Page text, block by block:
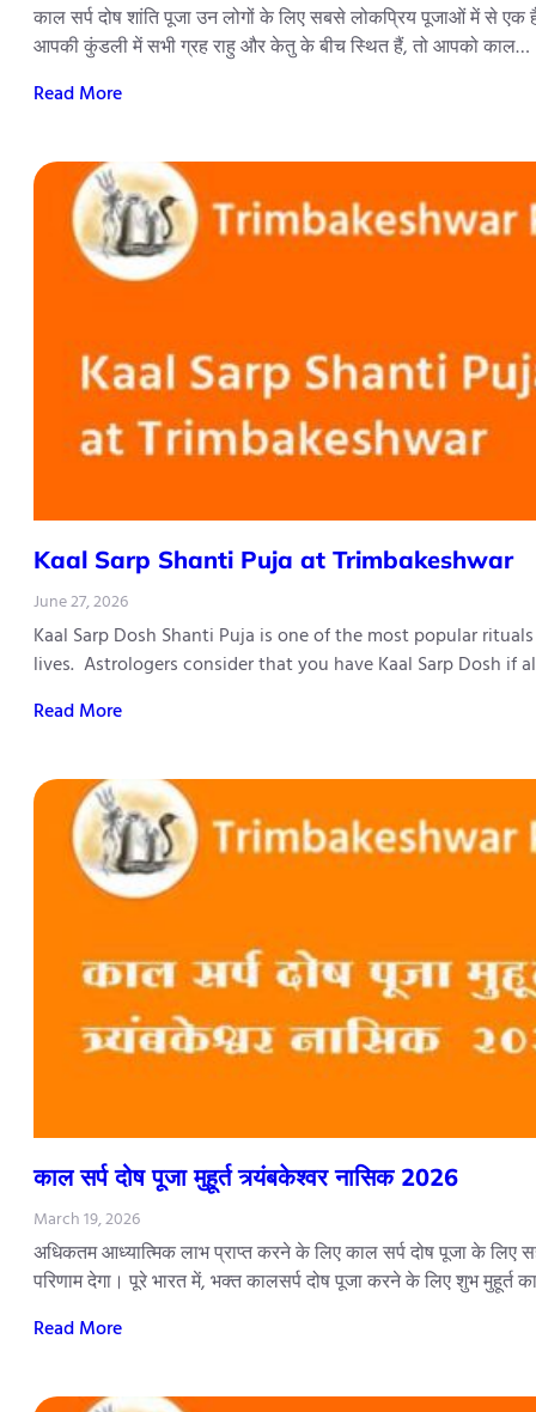
काल सर्प दोष शांति पूजा उन लोगों के लिए सबसे लोकप्रिय पूजाओं में से एक
आपकी कुंडली में सभी ग्रह राहु और केतु के बीच स्थित हैं, तो आपको काल…
Read More
Kaal Sarp Shanti Puja at Trimbakeshwar
June 27, 2026
Kaal Sarp Dosh Shanti Puja is one of the most popular
lives. Astrologers consider that you have Kaal Sarp Dosh
Read More
काल सर्प दोष पूजा मुहूर्त त्र्यंबकेश्वर नासिक 2026
March 19, 2026
अधिकतम आध्यात्मिक लाभ प्राप्त करने के लिए काल सर्प दोष पूजा के लिए
परिणाम देगा। पूरे भारत में, भक्त कालसर्प दोष पूजा करने के लिए शुभ मुहूर्त
Read More